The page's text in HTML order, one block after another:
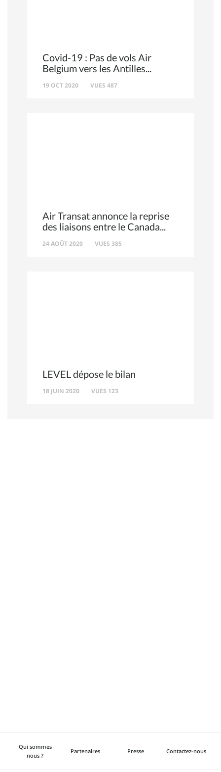
Covid-19 : Pas de vols Air
Belgium vers les Antilles
19 OCT 2020 VUES 487
Air Transat annonce la reprise
des liaisons entre le Canada
24 AOÛT 2020 VUES 385
LEVEL dépose le bilan
18 JUIN 2020 VUES 123
Qui sommes
nous ?
Partenaires Presse Contactez-nous